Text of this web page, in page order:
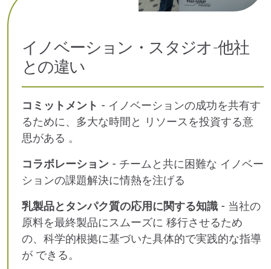
イノベーション・スタジオ-他社
との違い
コミットメント - イノベーションの成功を共有す
るために、 多大な時間と リソースを投資する意
思がある 。
コラボレーション - チームと共に困難な イノベー
ションの課題解決に情熱を注げる
乳製品とタンパク質の応用に関する知識 - 当社の
原料を最終製品にスムーズに 移行させるため
の、科学的根拠に基づいた具体的で実践的な指導
が できる。